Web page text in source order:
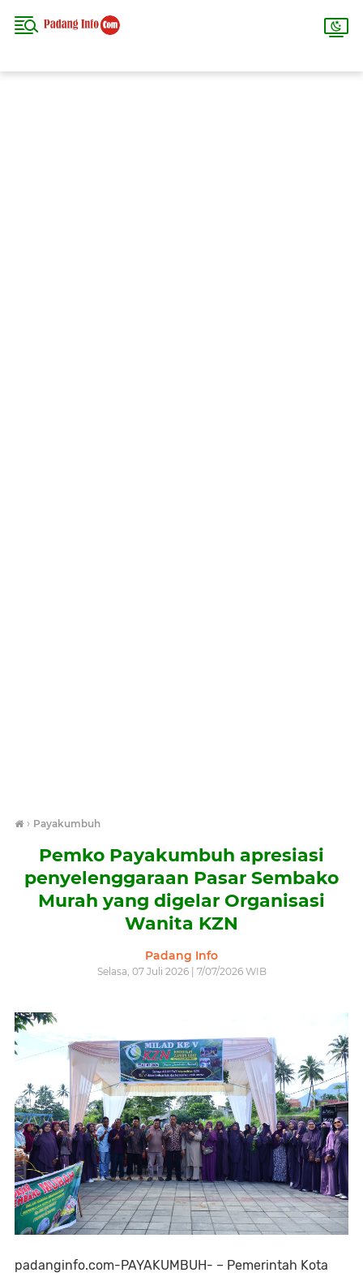
› Payakumbuh
Pemko Payakumbuh apresiasi
penyelenggaraan Pasar Sembako
Murah yang digelar Organisasi
Wanita KZN
Padang Info
Selasa, 07 Juli 2026 | 7/07/2026 WIB
padanginfo.com-PAYAKUMBUH- – Pemerintah Kota